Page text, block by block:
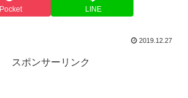
Pocket LINE
2019.12.27
スポンサーリンク